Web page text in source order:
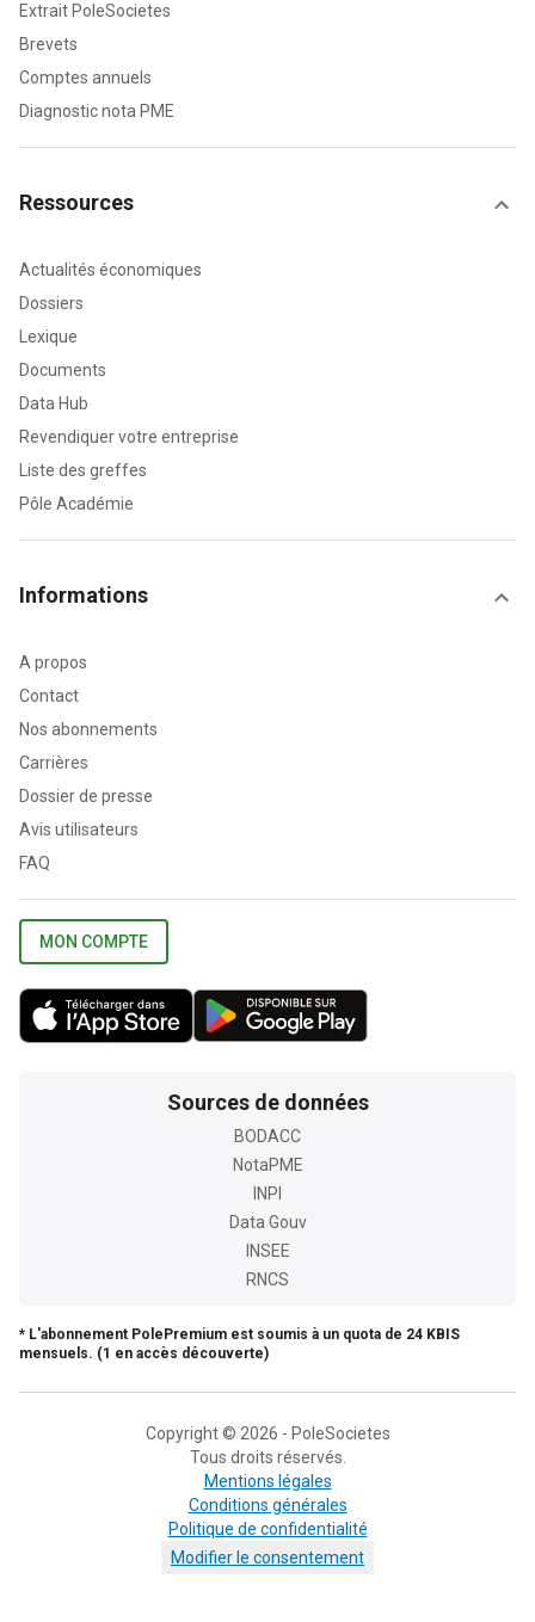
Extrait PoleSocietes
Brevets
Comptes annuels
Diagnostic nota PME
Ressources
Actualités économiques
Dossiers
Lexique
Documents
Data Hub
Revendiquer votre entreprise
Liste des greffes
Pôle Académie
Informations
A propos
Contact
Nos abonnements
Carrières
Dossier de presse
Avis utilisateurs
FAQ
MON COMPTE
Sources de données
BODACC
NotaPME
INPI
Data Gouv
INSEE
RNCS
* L'abonnement PolePremium est soumis à un quota de 24 KBIS
mensuels. (1 en accès découverte)
Copyright © 2026 - PoleSocietes
Tous droits réservés.
Mentions légales
Conditions générales
Politique de confidentialité
Modifier le consentement